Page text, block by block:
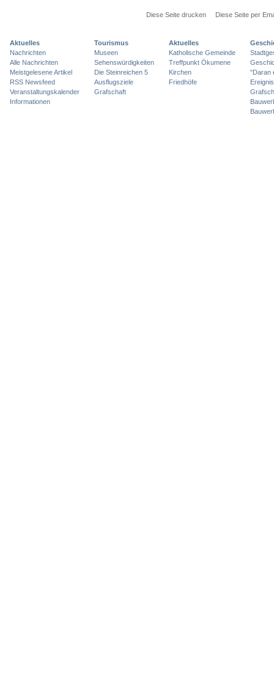
Diese Seite drucken Diese Seite per
Aktuelles
Nachrichten
Alle Nachrichten
Meistgelesene Artikel
RSS Newsfeed
Veranstaltungskalender
Informationen
Tourismus
Museen
Sehenswürdigkeiten
Die Steinreichen 5
Ausflugsziele
Grafschaft
Aktuelles
Katholische Gemeinde
Treffpunkt Ökumene
Kirchen
Friedhöfe
"Daran